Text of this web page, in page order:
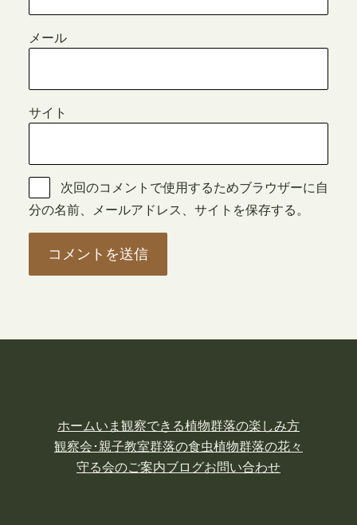
メール
サイト
次回のコメントで使用するためブラウザーに自
分の名前、メールアドレス、サイトを保存する。
ホームいま観察できる植物群落の楽しみ方
観察会･親子教室群落の食虫植物群落の花々
守る会のご案内ブログお問い合わせ